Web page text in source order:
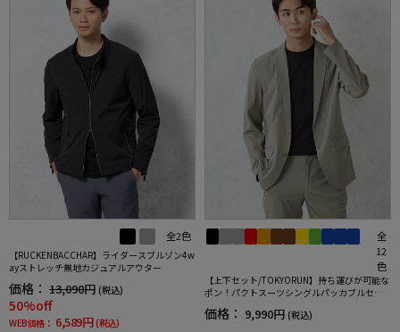
全2色
【RUCKENBACCHAR】ライダースブルゾン4w
ayストレッチ無地カジュアルアウター
価格： 13,090円 (税込)
50%off
WEB価格： 6,589円 (税込)
全
12
色
【上下セット/TOKYORUN】持ち運びが可能な
ポン！パクトスーツシングルパッカブルセッ
トアップ
価格： 9,990円 (税込)